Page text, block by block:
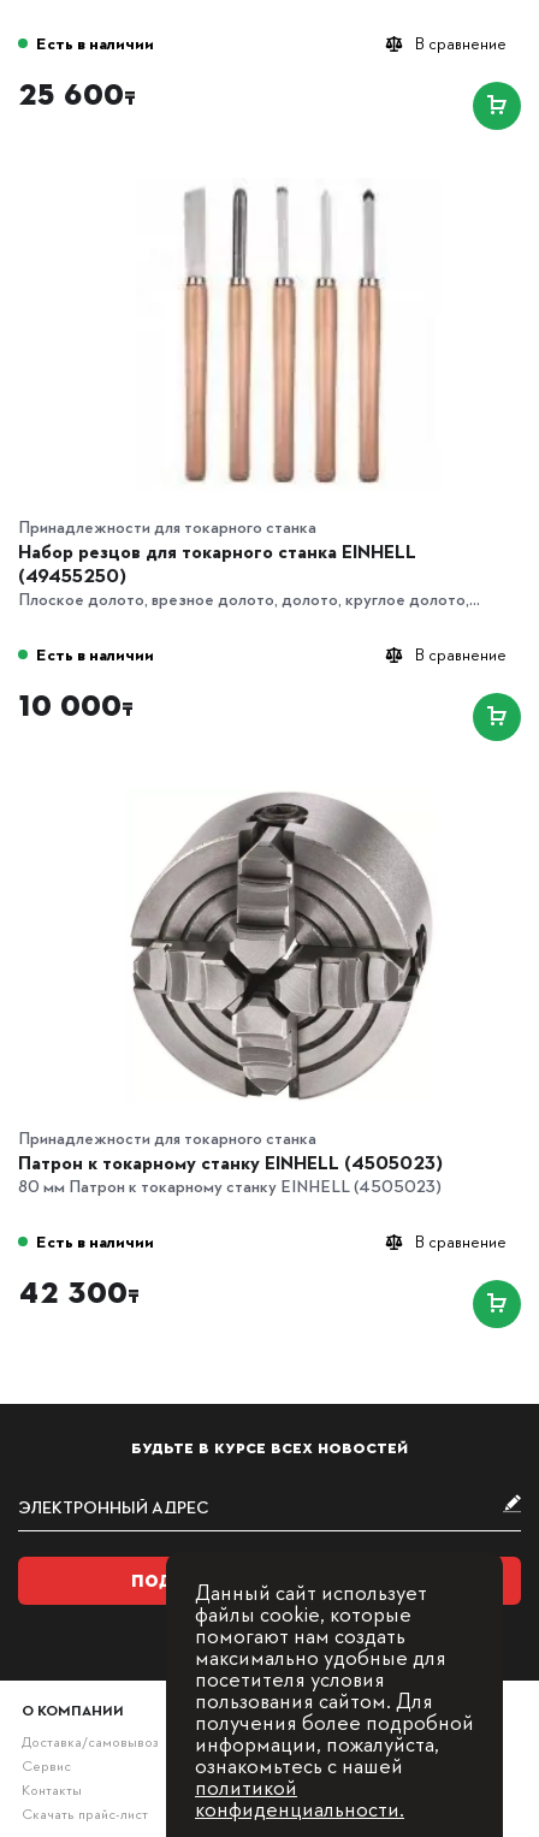
В сравнение
Есть в наличии
25 600₸
Принадлежности для токарного станка
Набор резцов для токарного станка EINHELL
(49455250)
Плоское долото, врезное долото, долото, круглое долото,...
В сравнение
Есть в наличии
10 000₸
Принадлежности для токарного станка
Патрон к токарному станку EINHELL (4505023)
80 мм Патрон к токарному станку EINHELL (4505023)
В сравнение
Есть в наличии
42 300₸
БУДЬТЕ В КУРСЕ ВСЕХ НОВОСТЕЙ
ПОДПИСАТЬСЯ НА РАССЫЛКУ
О КОМПАНИИ
Доставка/самовывоз
Сервис
Контакты
Скачать прайс-лист
Данный сайт использует
файлы cookie, которые
помогают нам создать
максимально удобные для
посетителя условия
пользования сайтом. Для
получения более подробной
информации, пожалуйста,
ознакомьтесь с нашей
политикой
конфиденциальности.